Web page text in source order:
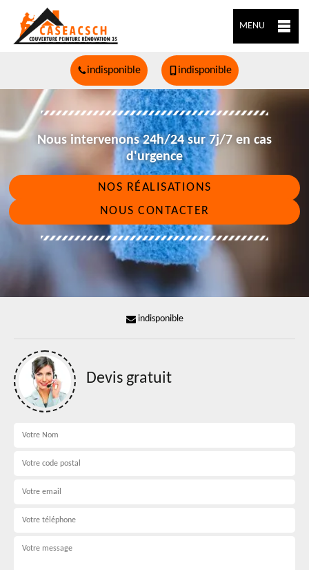
MENU
indisponible indisponible
Nous intervenons 24h/24 sur 7j/7 en cas
d'urgence
NOS RÉALISATIONS
NOUS CONTACTER
indisponible
Devis gratuit